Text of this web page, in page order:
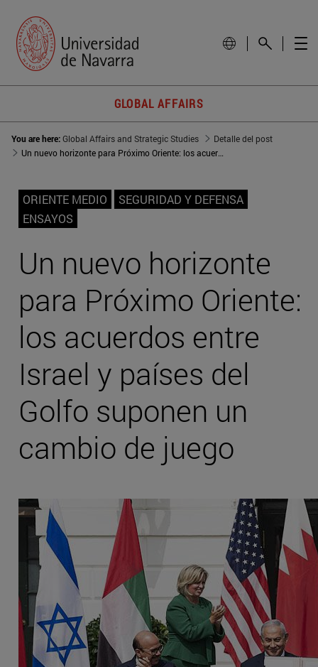
GLOBAL AFFAIRS
You are here:Global Affairs and Strategic Studies
Detalle del post
Un nuevo horizonte para Próximo Oriente: los acuerdos entre Israel y países del Golfo suponen un cambio de juego
ORIENTE MEDIO
SEGURIDAD Y DEFENSA
ENSAYOS
Un nuevo horizonte
para Próximo Oriente:
los acuerdos entre
Israel y países del
Golfo suponen un
cambio de juego